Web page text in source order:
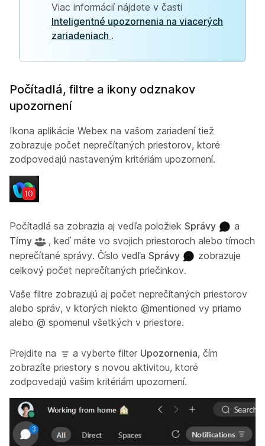
Viac informácií nájdete v časti
Inteligentné upozornenia na viacerých
zariadeniach .
Počítadlá, filtre a ikony odznakov
upozornení
Ikona aplikácie Webex na vašom zariadení tiež
zobrazuje počet neprečítaných priestorov, ktoré
zodpovedajú nastaveným kritériám upozornení.
Počítadlá sa zobrazia aj vedľa položiek Správy
a
Tímy
, keď máte vo svojich priestoroch alebo tímoch
neprečítané správy. Číslo vedľa Správy
zobrazuje
celkový počet neprečítaných priečinkov.
Vaše filtre zobrazujú aj počet neprečítaných priestorov
alebo správ, v ktorých niekto @mentioned vy priamo
alebo @ spomenul všetkých v priestore.
Prejdite na a vyberte filter Upozornenia, čím
zobrazíte priestory s novou aktivitou, ktoré
zodpovedajú vašim kritériám upozornení.